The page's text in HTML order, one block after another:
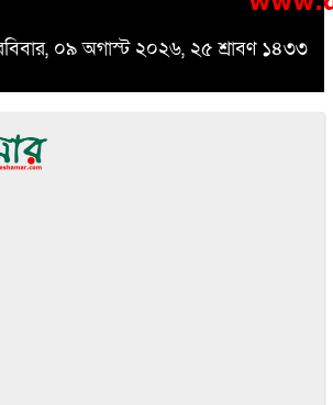
০৯ অগাস্ট ২০২৬, ২৫ শ্রাবণ ১৪৩৩